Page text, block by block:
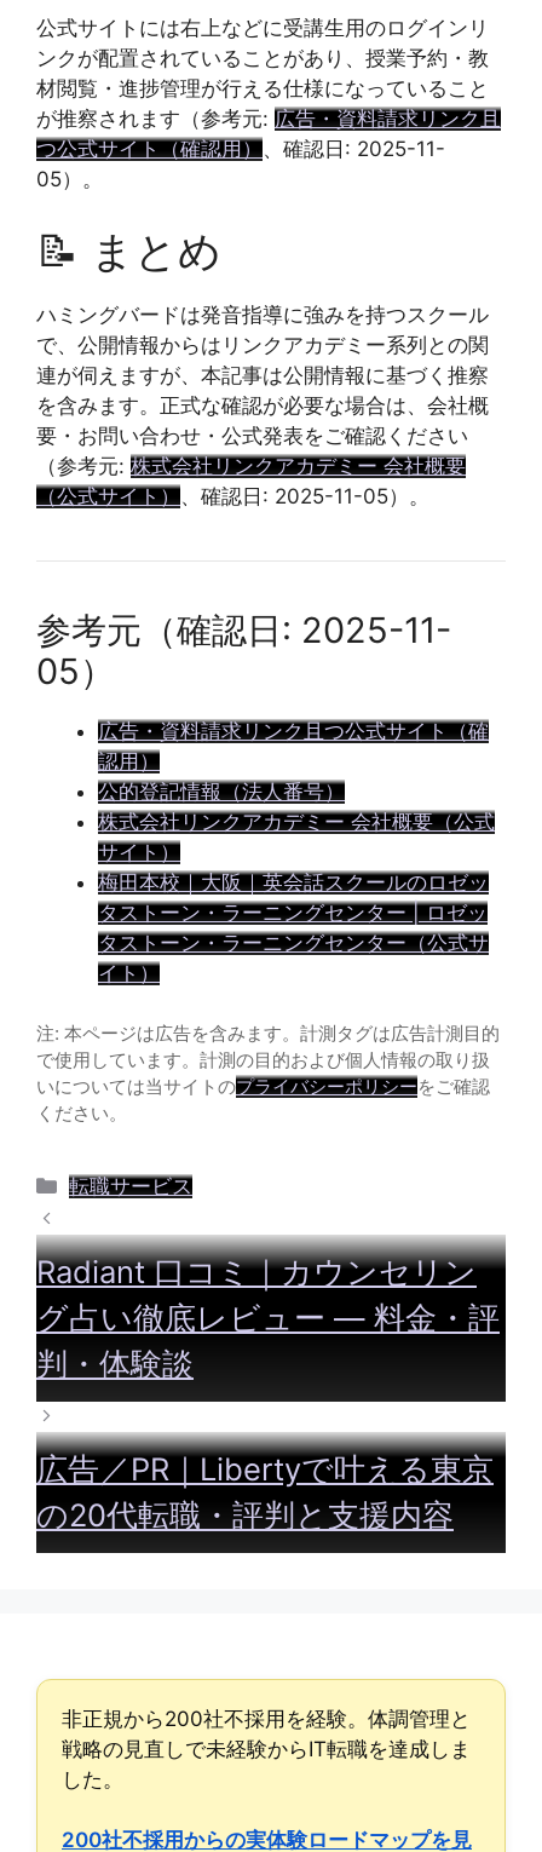
公式サイトには右上などに受講生用のログインリ
ンクが配置されていることがあり、授業予約・教
材閲覧・進捗管理が行える仕様になっていること
が推察されます（参考元: 広告・資料請求リンク且
つ公式サイト（確認用）、確認日: 2025-11-
05）。
📝 まとめ
ハミングバードは発音指導に強みを持つスクール
で、公開情報からはリンクアカデミー系列との関
連が伺えますが、本記事は公開情報に基づく推察
を含みます。正式な確認が必要な場合は、会社概
要・お問い合わせ・公式発表をご確認ください
（参考元: 株式会社リンクアカデミー 会社概要
（公式サイト）、確認日: 2025-11-05）。
参考元（確認日: 2025-11-
05）
広告・資料請求リンク且つ公式サイト（確
認用）
公的登記情報（法人番号）
株式会社リンクアカデミー 会社概要（公式
サイト）
梅田本校｜大阪｜英会話スクールのロゼッ
タストーン・ラーニングセンター | ロゼッ
タストーン・ラーニングセンター（公式サ
イト）
注: 本ページは広告を含みます。計測タグは広告計測目的
で使用しています。計測の目的および個人情報の取り扱
いについては当サイトのプライバシーポリシーをご確認
ください。
カ
ゴ
リ
ー
転職サービス
Radiant 口コミ｜カウンセリン
グ占い徹底レビュー — 料金・評
判・体験談
広告／PR｜Libertyで叶える東京
の20代転職・評判と支援内容
非正規から200社不採用を経験。体調管理と
戦略の見直しで未経験からIT転職を達成しま
した。
200社不採用からの実体験ロードマップを見